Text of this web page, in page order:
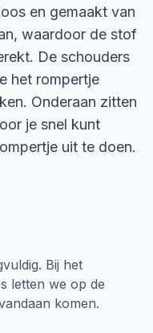
en gemaakt van
waardoor de stof
De schouders
het rompertje
Onderaan zitten
je snel kunt
uit te doen.
Bij het
letten we op de
komen.